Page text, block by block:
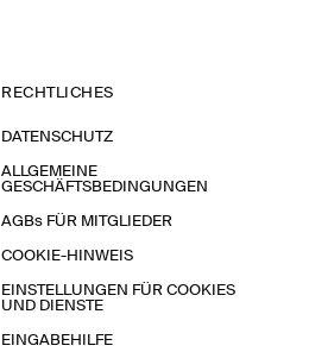
RECHTLICHES
DATENSCHUTZ
ALLGEMEINE
GESCHÄFTSBEDINGUNGEN
AGBs FÜR MITGLIEDER
COOKIE-HINWEIS
EINSTELLUNGEN FÜR COOKIES
UND DIENSTE
EINGABEHILFE